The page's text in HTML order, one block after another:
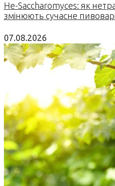
Не-Saccharomyces: як
змінюють сучасне
07.08.2026